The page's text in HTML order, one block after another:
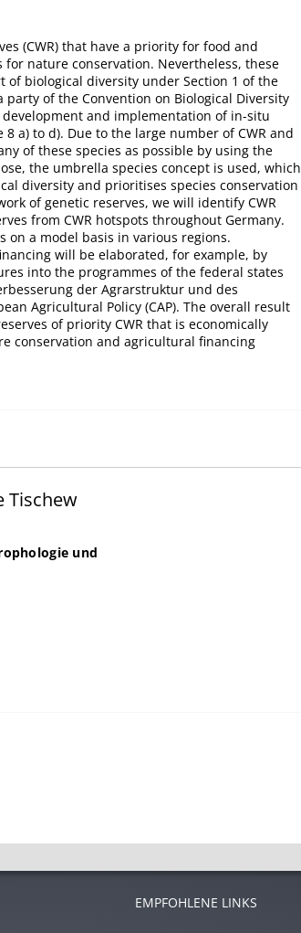
(CWR) that have a priority for food and
nature conservation. Nevertheless, these
biological diversity under Section 1 of the
of the Convention on Biological Diversity
and implementation of in-situ
a) to d). Due to the large number of CWR and
of these species as possible by using the
the umbrella species concept is used, which
diversity and prioritises species conservation
of genetic reserves, we will identify CWR
from CWR hotspots throughout Germany.
on a model basis in various regions.
will be elaborated, for example, by
into the programmes of the federal states
der Agrarstruktur und des
Agricultural Policy (CAP). The overall result
of priority CWR that is economically
conservation and agricultural financing
Tischew
und
EMPFOHLENE LINKS